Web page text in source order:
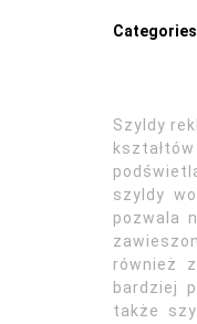
Szyldy
szyldy
pozwala
również
bardziej
także